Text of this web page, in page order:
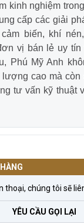
kinh nghiệm
cấp các giải
biến, khí
vị bán lẻ uy
Phú Mỹ Anh
cao mà còn
tư vấn kỹ thuật
thoại, chúng tôi sẽ
YÊU CẦU GỌI LẠI